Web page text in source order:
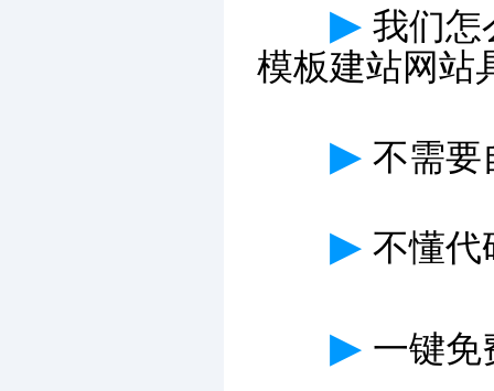
▶ 我们怎
模板建站网站
▶ 不需要
▶ 不懂代
▶ 一键免